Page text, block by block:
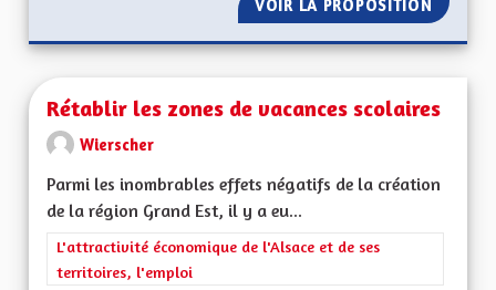
VOIR LA PROPOSITION
Rétablir les zones de vacances scolaires
Wierscher
Parmi les inombrables effets négatifs de la création
de la région Grand Est, il y a eu...
Filtrer les résultats de la catégorie : L'attractivité
L'attractivité économique de l'Alsace et de ses
territoires, l'emploi